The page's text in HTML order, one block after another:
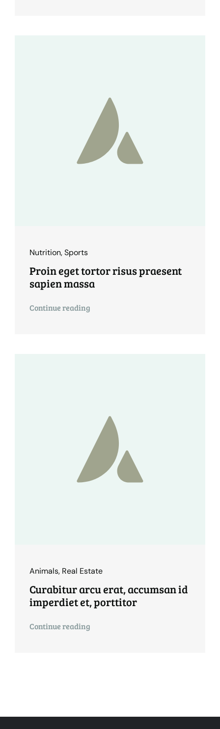
Nutrition,Sports
Proin eget tortor risus praesent
sapien massa
Continue reading
Animals, Real Estate
Curabitur arcu erat, accumsan id
imperdiet et, porttitor
Continue reading